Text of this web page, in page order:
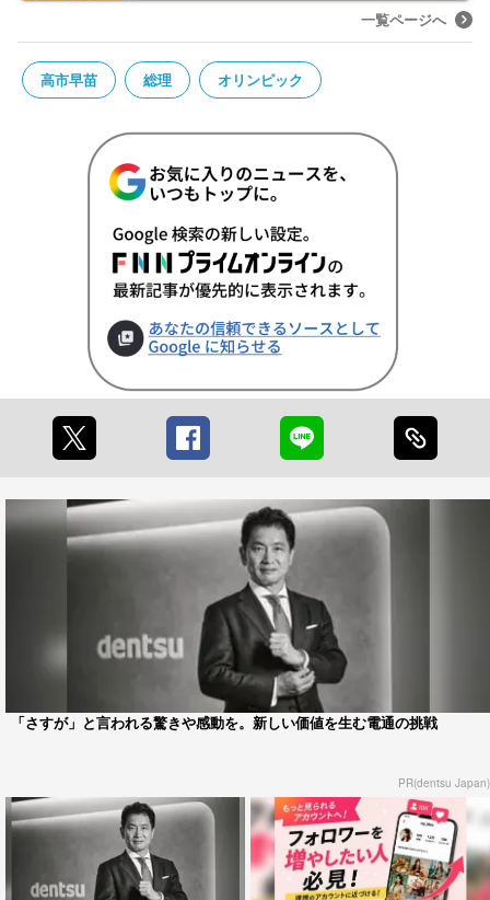
一覧ページへ
高市早苗 総理 オリンピック
「さすが」と言われる驚きや感動を。新しい価値を生む電通の挑戦
PR(dentsu Japan)